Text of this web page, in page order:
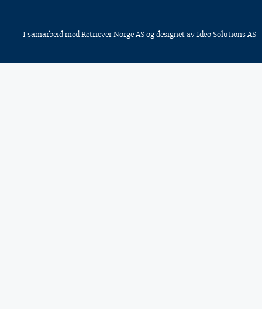
I samarbeid med Retriever Norge AS og designet av Ideo Solutions AS